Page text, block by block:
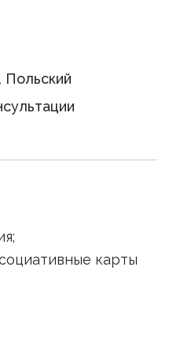
Польский
;
карты